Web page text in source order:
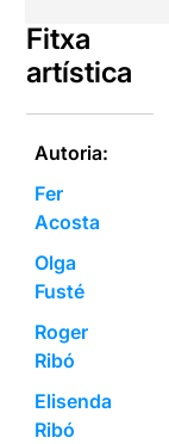
Fitxa
artística
Autoria:
Fer
Acosta
Olga
Fusté
Roger
Ribó
Elisenda
Ribó